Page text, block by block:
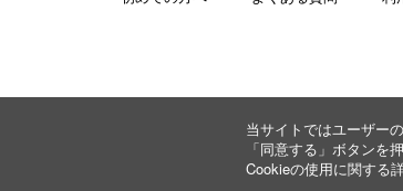
当サイトではユーザー
「同意する」ボタンを
Cookieの使用に関する